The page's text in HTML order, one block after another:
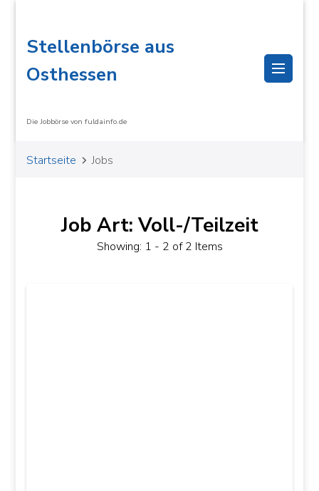
Stellenbörse aus
Osthessen
Die Jobbörse von fuldainfo.de
Startseite Jobs
Job Art: Voll-/Teilzeit
Showing: 1 - 2 of 2 Items